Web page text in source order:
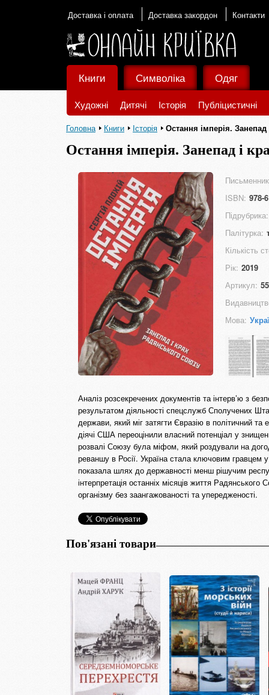
Доставка і оплата Доставка закордон Контакти
Книги
Художні Дитячі Історія Публіцистичні
Символіка Одяг
Головна Книги Історія Остання імперія.
Остання імперія. Занепад і
ISBN: 978-
Підрубрика:
Палітурка:
Кількість
Рік: 2019
Артикул:
Мова:
Аналіз розсекречених документів та інтерв’ю з
результатом діяльності спецслужб Сполучених
держави, який міг затягти Євразію в політичний
діячі США переоцінили власний потенціал у
розвалі Союзу була міфом, який роздували на
реваншу в Росії. Україна стала ключовим
показала шлях до державності менш рішучим
інтерпретація останніх місяців життя
організму без заангажованості та упередженості.
Пов'язані товари